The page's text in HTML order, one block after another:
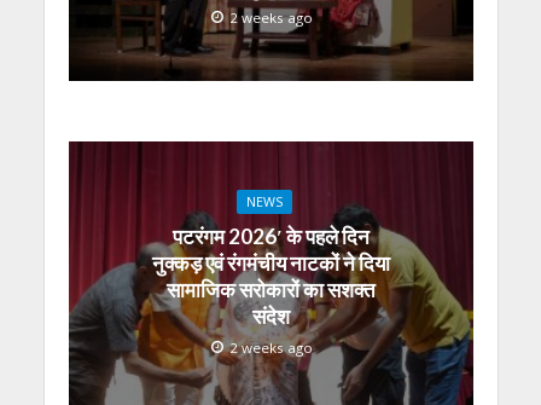
2 weeks ago
NEWS
पटरंगम 2026′ के पहले दिन
नुक्कड़ एवं रंगमंचीय नाटकों ने दिया
सामाजिक सरोकारों का सशक्त
संदेश
2 weeks ago